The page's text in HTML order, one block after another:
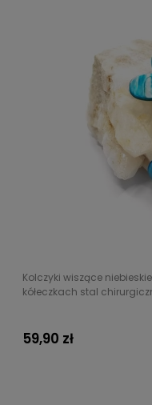
Kolczyki wiszące
kółeczkach stal
59,90 zł